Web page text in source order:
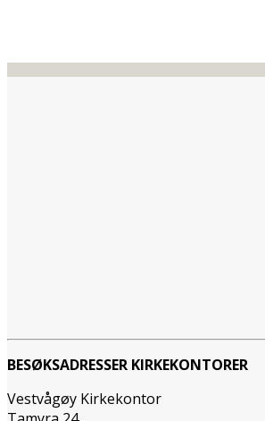
BESØKSADRESSER KIRKEKONTORER
Vestvågøy Kirkekontor